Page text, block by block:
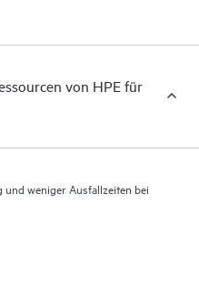
lokalisieren
von HPE für
weniger Ausfallzeiten bei